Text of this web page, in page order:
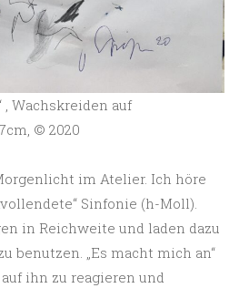
, Wachskreiden auf
©️ 2020
im Atelier. Ich höre
Sinfonie (h-Moll).
in Reichweite und laden dazu
benutzen. „Es macht mich an“
ihn zu reagieren und